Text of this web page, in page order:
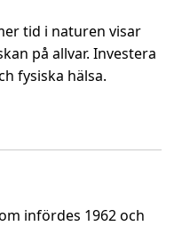
tid i naturen visar
på allvar. Investera
fysiska hälsa.
infördes 1962 och